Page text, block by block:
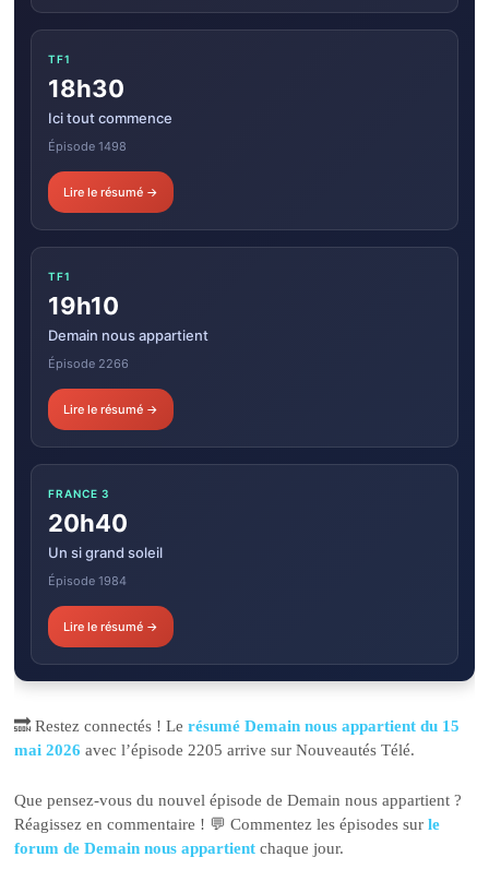
TF1
18h30
Ici tout commence
Épisode 1498
Lire le résumé →
TF1
19h10
Demain nous appartient
Épisode 2266
Lire le résumé →
FRANCE 3
20h40
Un si grand soleil
Épisode 1984
Lire le résumé →
🔜 Restez connectés ! Lerésumé Demain nous appartient du 15
mai 2026 avec l’épisode 2205 arrive sur Nouveautés Télé.
Que pensez-vous du nouvel épisode de Demain nous appartient ?
Réagissez en commentaire ! 💬 Commentez les épisodes surle
forum de Demain nous appartient chaque jour.